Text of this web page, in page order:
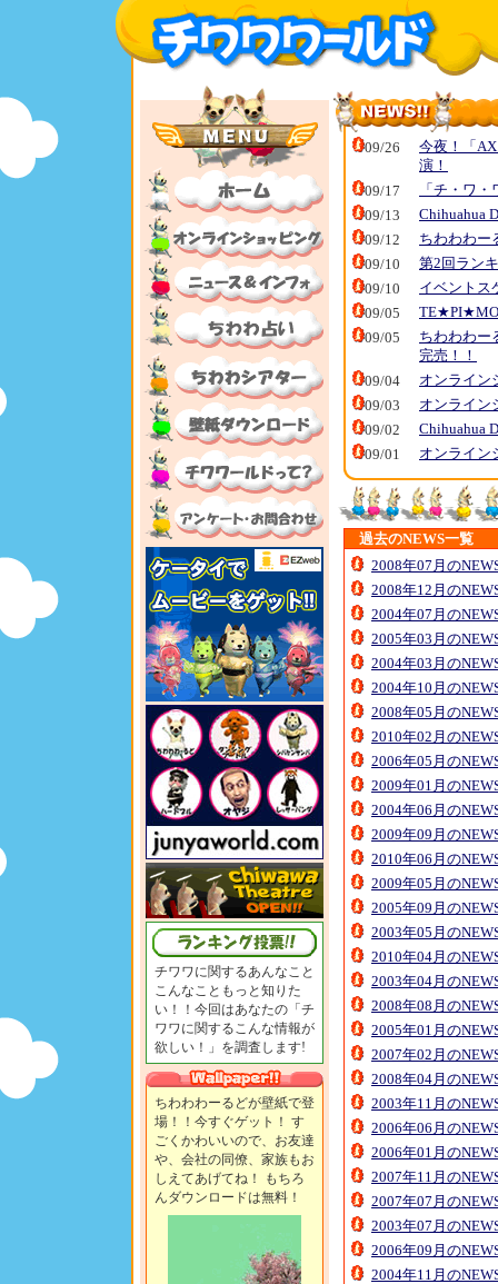
チワワに関するあんなこと
こんなこともっと知りた
い！！今回はあなたの「チ
ワワに関するこんな情報が
欲しい！」を調査します!
ちわわわーるどが壁紙で登
場！！今すぐゲット！ す
ごくかわいいので、お友達
や、会社の同僚、家族もお
しえてあげてね！ もちろ
んダウンロードは無料！
09/26
今夜！「
演！
09/17
「チ・ワ
09/13
Chihuahua
09/12
ちわわわー
09/10
第2回ラン
09/10
イベントス
09/05
TE★PI★MO
09/05
ちわわわー
完売！！
09/04
オンライン
09/03
オンライン
09/02
Chihuahua
09/01
オンライン
過去のNEWS一覧
2008年07月の
2008年12月の
2004年07月の
2005年03月の
2004年03月の
2004年10月の
2008年05月の
2010年02月の
2006年05月の
2009年01月の
2004年06月の
2009年09月の
2010年06月の
2009年05月の
2005年09月の
2003年05月の
2010年04月の
2003年04月の
2008年08月の
2005年01月の
2007年02月の
2008年04月の
2003年11月の
2006年06月の
2006年01月の
2007年11月の
2007年07月の
2003年07月の
2006年09月の
2004年11月の